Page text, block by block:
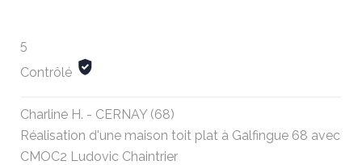
5
Contrôlé
Charline H. - CERNAY (68)
Réalisation d'une maison toit plat à Galfingue 68 avec
CMOC2 Ludovic Chaintrier